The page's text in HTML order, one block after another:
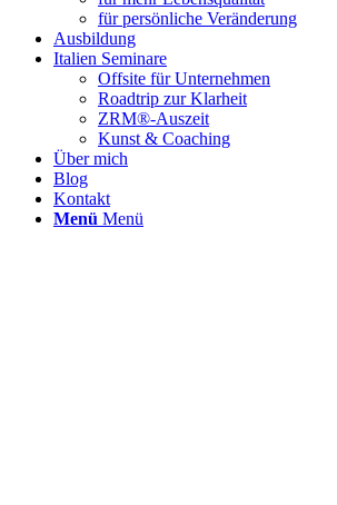
für persönliche Veränderung
Ausbildung
Italien Seminare
Offsite für Unternehmen
Roadtrip zur Klarheit
ZRM®-Auszeit
Kunst & Coaching
Über mich
Blog
Kontakt
Menü Menü